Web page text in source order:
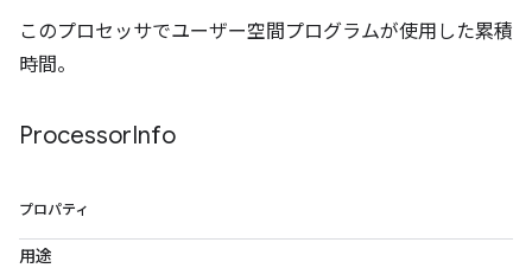
このプロセッサでユーザー空間プログラムが使用した累積
時間。
ProcessorInfo
プロパティ
用途